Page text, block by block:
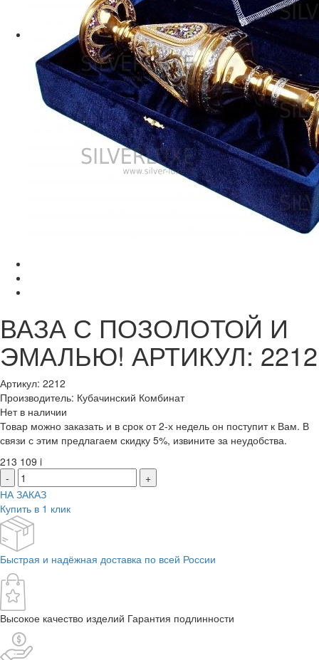
ВАЗА С ПОЗОЛОТОЙ И
ЭМАЛЬЮ! АРТИКУЛ: 2212
Артикул: 2212
Производитель: Кубачинский Комбинат
Нет в наличии
Товар можно заказать и в срок от 2-х недель он поступит к Вам. В
связи с этим предлагаем скидку 5%, извините за неудобства.
213 109 i
-
+
НА ЗАКАЗ
Купить в 1 клик
Быстрая и надёжная доставка по всей России
Высокое качество изделий Гарантия подлинности